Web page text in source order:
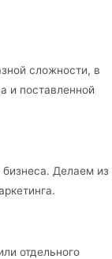
сложности, в
и поставленной
Делаем из
отдельного